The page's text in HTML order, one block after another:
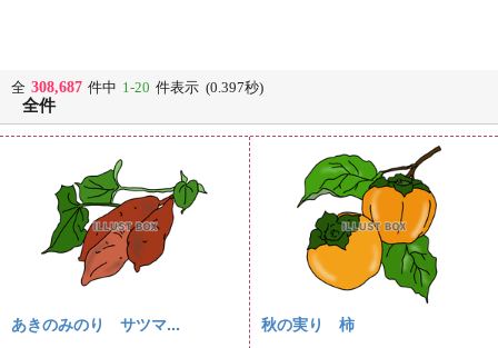
全 308,687 件中 1-20 件表示 (0.397秒)
全件
あきのみのり サツマ... 秋の実り 柿